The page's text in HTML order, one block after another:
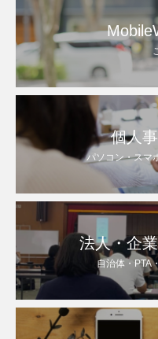
個人
パソコン・ス
法人・企
自治体・PTA